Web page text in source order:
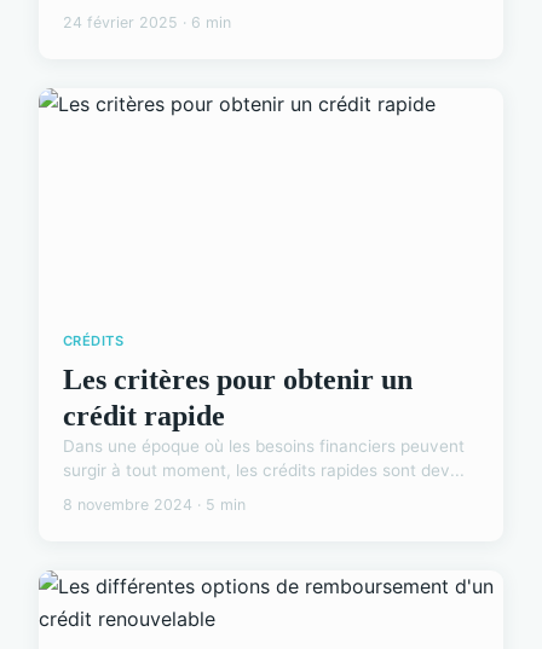
24 février 2025 · 6 min
CRÉDITS
Les critères pour obtenir un
crédit rapide
Dans une époque où les besoins financiers peuvent
surgir à tout moment, les crédits rapides sont dev...
8 novembre 2024 · 5 min